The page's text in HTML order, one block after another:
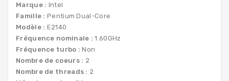
Marque : Intel
Famille : Pentium Dual-Core
Modèle : E2140
Fréquence nominale : 1.60GHz
Fréquence turbo : Non
Nombre de coeurs : 2
Nombre de threads : 2